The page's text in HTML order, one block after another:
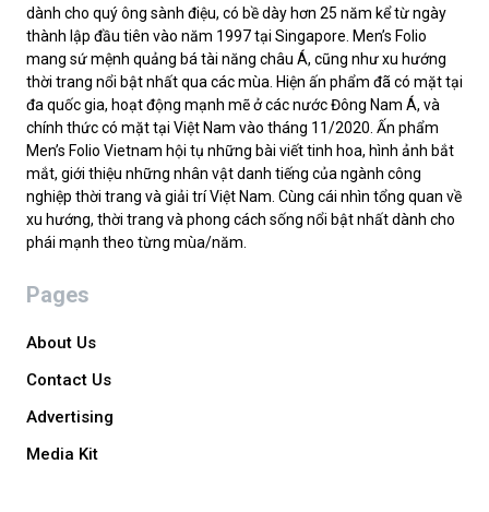
dành cho quý ông sành điệu, có bề dày hơn 25 năm kể từ ngày
thành lập đầu tiên vào năm 1997 tại Singapore. Men’s Folio
mang sứ mệnh quảng bá tài năng châu Á, cũng như xu hướng
thời trang nổi bật nhất qua các mùa. Hiện ấn phẩm đã có mặt tại
đa quốc gia, hoạt động mạnh mẽ ở các nước Đông Nam Á, và
chính thức có mặt tại Việt Nam vào tháng 11/2020. Ấn phẩm
Men’s Folio Vietnam hội tụ những bài viết tinh hoa, hình ảnh bắt
mắt, giới thiệu những nhân vật danh tiếng của ngành công
nghiệp thời trang và giải trí Việt Nam. Cùng cái nhìn tổng quan về
xu hướng, thời trang và phong cách sống nổi bật nhất dành cho
phái mạnh theo từng mùa/năm.
Pages
About Us
Contact Us
Advertising
Media Kit